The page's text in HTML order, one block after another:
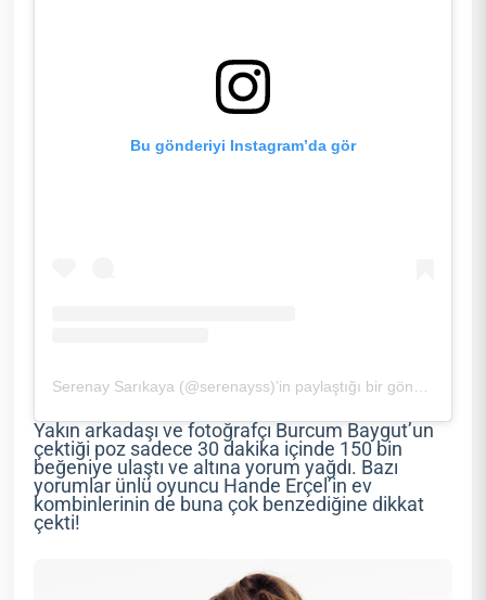
Bu gönderiyi Instagram’da gör
Yakın arkadaşı ve fotoğrafçı Burcum Baygut’un
çektiği poz sadece 30 dakika içinde 150 bin
beğeniye ulaştı ve altına yorum yağdı. Bazı
yorumlar ünlü oyuncu Hande Erçel’in ev
kombinlerinin de buna çok benzediğine dikkat
çekti!